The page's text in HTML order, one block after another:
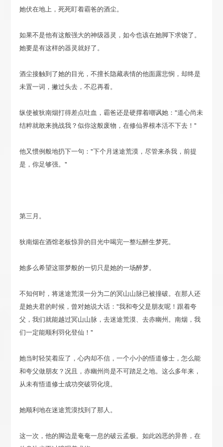
她伏在地上，死死盯着霸爸的酒尘。
如果不是他有这般强大的神级器灵，如今也该在她脚下求饶了。
她要是有这样的器灵就好了。
酒尘接触到了她的目光，不擅长隐藏表情的他面露悲悯，却终是
未置一词，撇过头去，不忍再看。
纵使被狄南烟打得差点吐血，霸爸还是硬撑着嘲讽她："道心尚未
结粹就敢来挑战我？似你这般废物，在修仙界根本活不下去！"
他又惯例般地扔下一句："下个月迷途荒漠，尽管来杀我，前提
是，你足够强。"
第三月。
狄南烟在酒馆老板惊异的目光中喝完一整坛醉生梦死。
她多么希望这噩梦般的一切只是她的一场醉梦。
不知何时，将迷途荒漠一分为二的冥山山脉已被撞破。在那人还
是她夫君的时候，曾对她说大话："我和夸父是朋友呢！跟着夸
父，我们就能越过冥山山脉，去迷途荒漠、去赤幽州。南烟，我
们一定能顺利羽化登仙！"
她当时轻笑着应了，心内却不信，一个小小的悟道修士，怎么能
和夸父做朋友？况且，赤幽州尚是不可踏足之地。这么多年来，
从未有悟道修士成功突破羽化境。
她顺利地在迷途荒漠找到了那人。
这一次，他的脚边是奄奄一息的破云孟极。如此凶恶的异兽，在